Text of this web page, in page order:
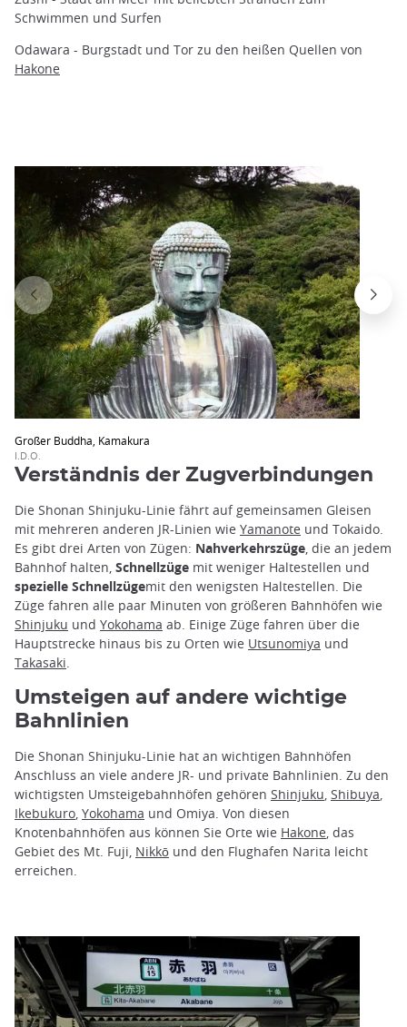
Schwimmen und Surfen
Odawara - Burgstadt und Tor zu den heißen Quellen von
Hakone
Großer Buddha, Kamakura
I.D.O.
Verständnis der Zugverbindungen
Die Shonan Shinjuku-Linie fährt auf gemeinsamen Gleisen
mit mehreren anderen JR-Linien wie Yamanote und Tokaido.
Es gibt drei Arten von Zügen: Nahverkehrszüge, die an jedem
Bahnhof halten, Schnellzüge mit weniger Haltestellen und
spezielle Schnellzügemit den wenigsten Haltestellen. Die
Züge fahren alle paar Minuten von größeren Bahnhöfen wie
Shinjuku und Yokohama ab. Einige Züge fahren über die
Hauptstrecke hinaus bis zu Orten wie Utsunomiya und
Takasaki.
Umsteigen auf andere wichtige
Bahnlinien
Die Shonan Shinjuku-Linie hat an wichtigen Bahnhöfen
Anschluss an viele andere JR- und private Bahnlinien. Zu den
wichtigsten Umsteigebahnhöfen gehören Shinjuku Shibuya
Ikebukuro Yokohama und Omiya. Von diesen
Knotenbahnhöfen aus können Sie Orte wie Hakone , das
Gebiet des Mt. Fuji, Nikkō und den Flughafen Narita leicht
erreichen.